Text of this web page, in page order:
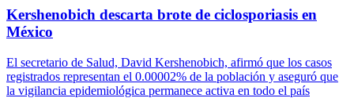
Kershenobich descarta brote de ciclosporiasis en
México
El secretario de Salud, David Kershenobich, afirmó que los casos
registrados representan el 0.00002% de la población y aseguró que
la vigilancia epidemiológica permanece activa en todo el país